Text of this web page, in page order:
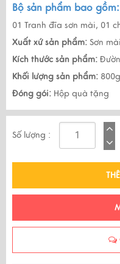
Bộ sản phẩm bao gồm:
01 Tranh đĩa sơn mài, 01
Xuất xứ sản phẩm: Sơn
Kích thước sản phẩm:
Khối lượng sản phẩm: 800g
Đóng gói: Hộp quà tặng
Số lượng :